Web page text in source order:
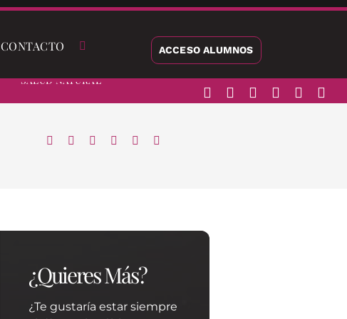
CONTACTO ACCESO ALUMNOS
Salud Natural
¿Quieres Más?
¿Te gustaría estar siempre